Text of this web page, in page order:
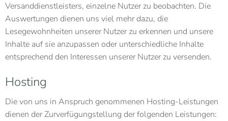
Versanddienstleisters, einzelne Nutzer zu beobachten. Die
Auswertungen dienen uns viel mehr dazu, die
Lesegewohnheiten unserer Nutzer zu erkennen und unsere
Inhalte auf sie anzupassen oder unterschiedliche Inhalte
entsprechend den Interessen unserer Nutzer zu versenden.
Hosting
Die von uns in Anspruch genommenen Hosting-Leistungen
dienen der Zurverfügungstellung der folgenden Leistungen: